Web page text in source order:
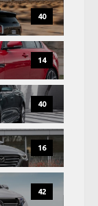
40
14
40
16
42